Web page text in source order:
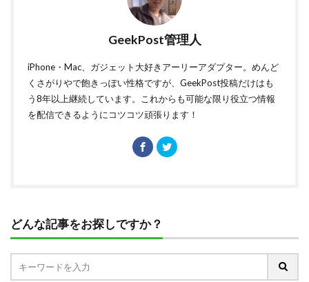
GeekPost管理人
iPhone・Mac、ガジェット大好きアーリーアダプター。めんど
くさがりやで飽きっぽい性格ですが、GeekPost投稿だけはも
う8年以上継続しています。これからも可能な限り役立つ情報
を配信できるようにコツコツ頑張ります！
どんな記事をお探しですか？